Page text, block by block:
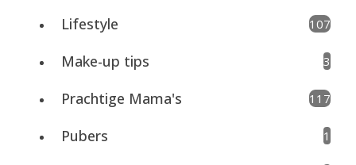
Lifestyle 107
Make-up tips 3
Prachtige Mama's 117
Pubers 1